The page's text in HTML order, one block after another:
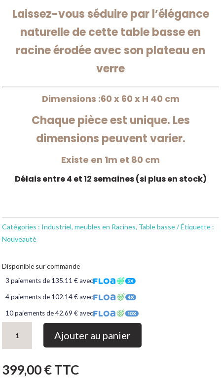
Laissez-vous séduire par l’élégance
naturelle de cette table basse en
racine érodée avec son plateau en
verre
Dimensions :60 x 60 x H 40 cm
Chaque pièce est unique. Les
dimensions peuvent varier.
Existe en 1m et 80 cm
Délais entre 4 et 12 semaines (si plus en stock)
Catégories : Industriel,meubles en Racines, Table basse
Étiquette :
Nouveauté
Disponible sur commande
3 paiements de 135.11 € avec
4 paiements de 102.14 € avec
10 paiements de 42.69 € avec
Table
basse
massif
Ajouter au panier
399,00€TTC